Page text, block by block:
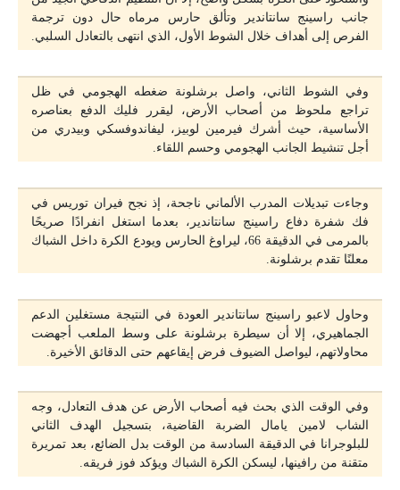
جانب راسينج سانتاندير وتألق حارس مرماه حال دون ترجمة
الفرص إلى أهداف خلال الشوط الأول، الذي انتهى بالتعادل السلبي.
وفي الشوط الثاني، واصل برشلونة ضغطه الهجومي في ظل
تراجع ملحوظ من أصحاب الأرض، ليقرر فليك الدفع بعناصره
الأساسية، حيث أشرك فيرمين لوبيز، ليفاندوفسكي وبيدري من
أجل تنشيط الجانب الهجومي وحسم اللقاء.
وجاءت تبديلات المدرب الألماني ناجحة، إذ نجح فيران توريس في
فك شفرة دفاع راسينج سانتاندير، بعدما استغل انفرادًا صريحًا
بالمرمى في الدقيقة 66، ليراوغ الحارس ويودع الكرة داخل الشباك
معلنًا تقدم برشلونة.
وحاول لاعبو راسينج سانتاندير العودة في النتيجة مستغلين الدعم
الجماهيري، إلا أن سيطرة برشلونة على وسط الملعب أجهضت
محاولاتهم، ليواصل الضيوف فرض إيقاعهم حتى الدقائق الأخيرة.
وفي الوقت الذي بحث فيه أصحاب الأرض عن هدف التعادل، وجه
الشاب لامين يامال الضربة القاضية، بتسجيل الهدف الثاني
للبلوجرانا في الدقيقة السادسة من الوقت بدل الضائع، بعد تمريرة
متقنة من رافينها، ليسكن الكرة الشباك ويؤكد فوز فريقه.